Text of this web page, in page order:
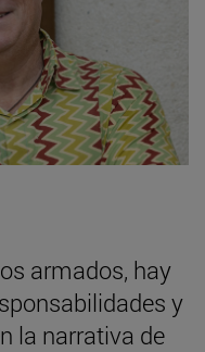
armados, hay
y
la narrativa de